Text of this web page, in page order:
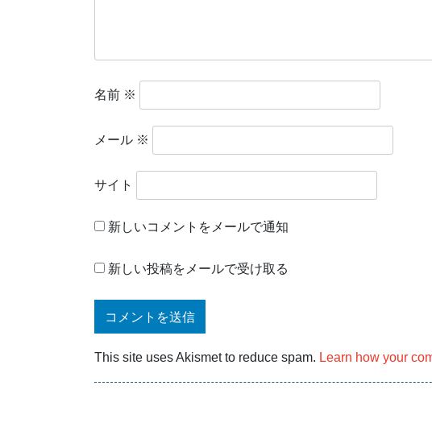
名前 ※
メール ※
サイト
新しいコメントをメールで通知
新しい投稿をメールで受け取る
This site uses Akismet to reduce spam. Learn how your